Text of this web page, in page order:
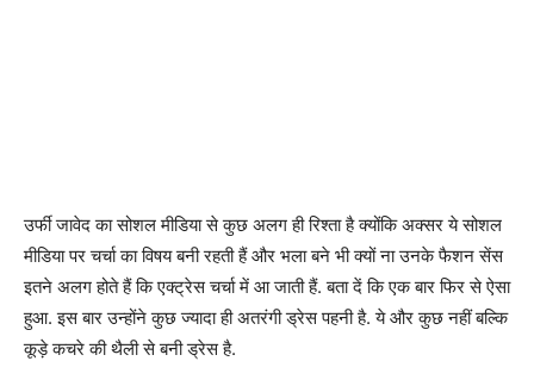
उर्फी जावेद का सोशल मीडिया से कुछ अलग ही रिश्ता है क्योंकि अक्सर ये सोशल
मीडिया पर चर्चा का विषय बनी रहती हैं और भला बने भी क्यों ना उनके फैशन सेंस
इतने अलग होते हैं कि एक्ट्रेस चर्चा में आ जाती हैं. बता दें कि एक बार फिर से ऐसा
हुआ. इस बार उन्होंने कुछ ज्यादा ही अतरंगी ड्रेस पहनी है. ये और कुछ नहीं बल्कि
कूड़े कचरे की थैली से बनी ड्रेस है.